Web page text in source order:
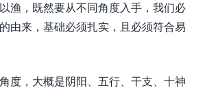
渔，既然要从不同角度入手，我们必
由来，基础必须扎实，且必须符合易
度，大概是阴阳、五行、干支、十神